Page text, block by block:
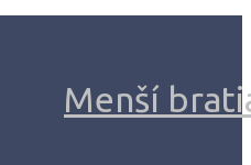
Menší